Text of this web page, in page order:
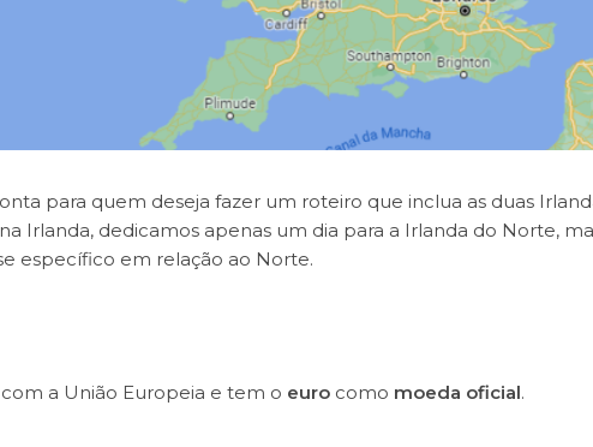
para quem deseja fazer um roteiro que inclua as duas
Irlanda, dedicamos apenas um dia para a Irlanda do Norte,
específico em relação ao Norte.
a União Europeia e tem o eurocomo moeda oficial.